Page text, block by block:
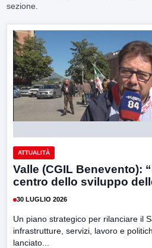
sezione.
ATTUALITÀ
Valle (CGIL Benevento):
centro dello sviluppo
30 LUGLIO 2026
Un piano strategico per rilanciare il
infrastrutture, servizi, lavoro e
lanciato...